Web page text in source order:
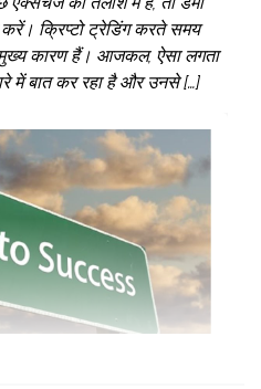
क्रिप्टो ट्रेडिंग करते समय
कारण हैं। आजकल, ऐसा लगता
में बात कर रहा है और उनसे […]